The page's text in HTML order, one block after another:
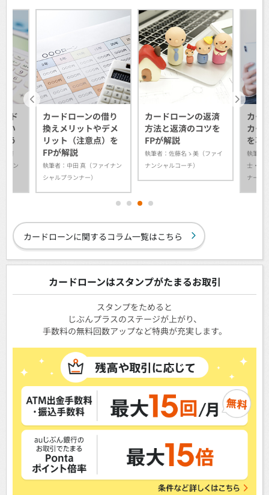
ド
い
う
書
ラン
カードローンの借り
換えメリットやデメ
リット（注意点）を
FPが解説
執筆者：中田 真（ファイナン
シャルプランナー）
カードローンの返済
方法と返済のコツを
FPが解説
執筆者：佐藤名ゝ美（ファイ
ナンシャルコーチ）
カー
カー
を専
執筆者
士・フ
ナー）
2 3 4
カードローンに関するコラム一覧はこちら
カードローンはスタンプがたまるお取引
スタンプをためると
じぶんプラスのステージが上がり、
手数料の無料回数アップなど特典が充実します。